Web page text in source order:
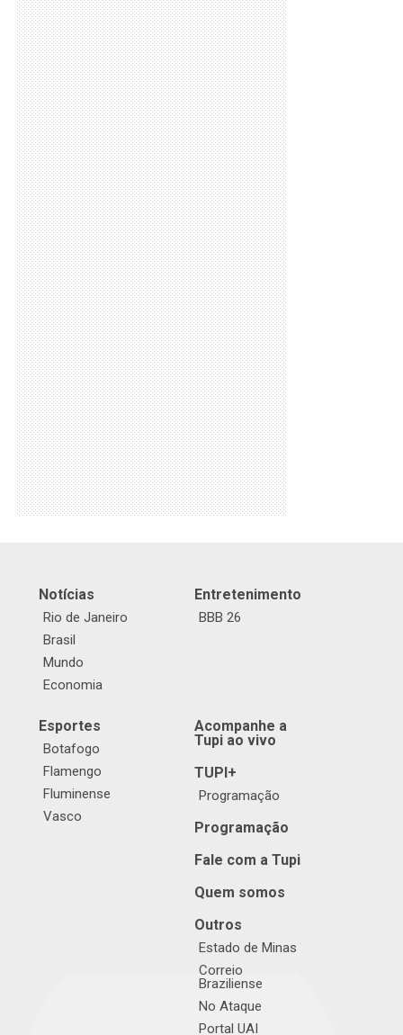
Notícias
Rio de Janeiro
Brasil
Mundo
Economia
Entretenimento
BBB 26
Esportes
Botafogo
Flamengo
Fluminense
Vasco
Acompanhe a
Tupi ao vivo
TUPI+
Programação
Programação
Fale com a Tupi
Quem somos
Outros
Estado de Minas
Correio
Braziliense
No Ataque
Portal UAI